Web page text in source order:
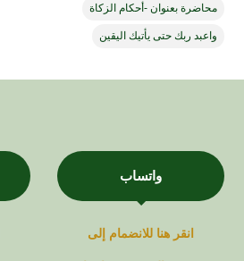
محاضرة بعنوان -أحكام الزكاة
واعبد ربك حتى يأتيك اليقين
واتساب
انقر هنا للانضمام إلى